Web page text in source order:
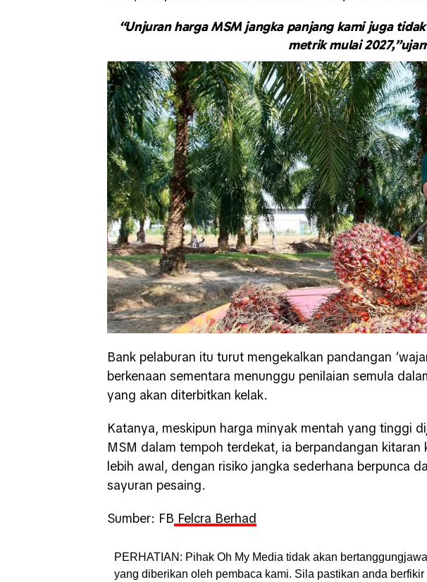
“Unjuran harga MSM jangka panjang kami juga
metrik mulai
Bank pelaburan itu turut mengekalkan pandangan
berkenaan sementara menunggu penilaian semula
yang akan diterbitkan kelak.
Katanya, meskipun harga minyak mentah yang tinggi
MSM dalam tempoh terdekat, ia berpandangan kitaran
lebih awal, dengan risiko jangka sederhana berpunca
sayuran pesaing.
Sumber: FB Felcra Berhad
PERHATIAN: Pihak Oh My Media tidak akan
yang diberikan oleh pembaca kami. Sila pastikan anda